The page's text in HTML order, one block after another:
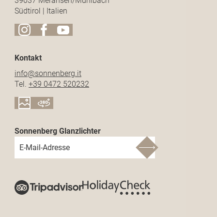
Südtirol | Italien
Kontakt
info@sonnenberg.it
Tel. +39 0472 520232
Sonnenberg Glanzlichter
E-Mail-Adresse